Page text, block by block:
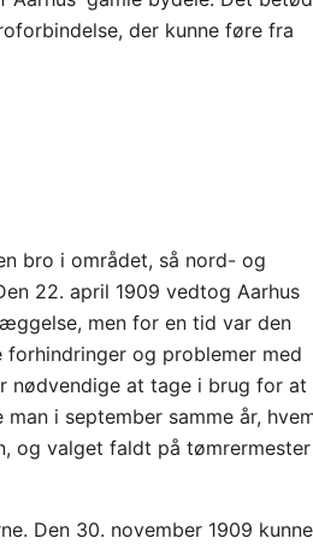
der kunne føre fra
bro i området, så nord- og
22. april 1909 vedtog Aarhus
men for en tid var den
og problemer med
nødvendige at tage i brug for at
i september samme år,
og valget faldt på tømrermester
Den 30. november 1909